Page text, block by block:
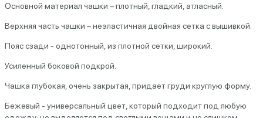
Основной материал чашки – плотный, гладкий, атласный.
Верхняя часть чашки – неэластичная двойная сетка с вышивкой.
Пояс сзади - однотонный, из плотной сетки, широкий.
Усиленный боковой подкрой.
Чашка глубокая, очень закрытая , придает груди круглую форму.
Бежевый - универсальный цвет, который подходит под любую